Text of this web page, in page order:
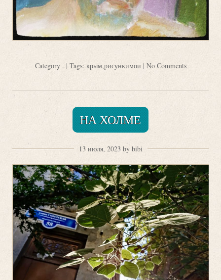
Category . | Tags: крым,рисункимои | No Comments
НА ХОЛМЕ
13 июля, 2023 by bibi